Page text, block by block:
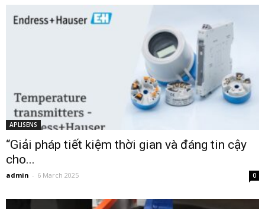
APLISENS
“Giải pháp tiết kiệm thời gian và đáng tin cậy
cho...
admin - 6 March 2025 0